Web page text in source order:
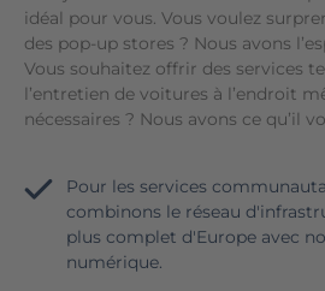
idéal pour vous. Vous voulez
des pop-up stores ? Nous avons
Vous souhaitez offrir des services
l’entretien de voitures à l’endroit
nécessaires ? Nous avons ce qu’il
Pour les services
combinons le réseau
plus complet d'Europe avec
numérique.